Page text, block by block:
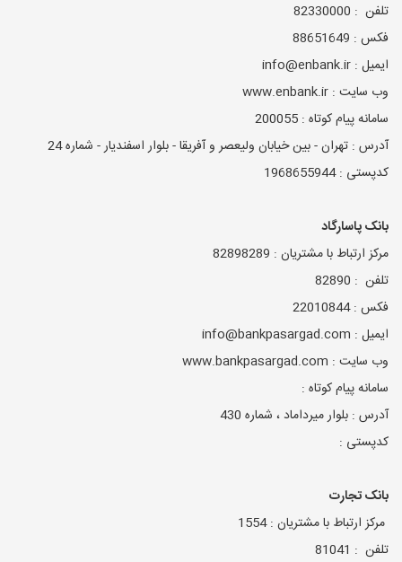
تلفن : 82330000
فکس : 88651649
ایمیل : info@enbank.ir
وب سایت : www.enbank.ir
سامانه پیام کوتاه : 200055
آدرس : تهران - بین خیابان ولیعصر و آفریقا - بلوار اسفندیار - شماره 24
کدپستی : 1968655944
بانک پاسارگاد
مرکز ارتباط با مشتریان : 82898289
تلفن : 82890
فکس : 22010844
ایمیل : info@bankpasargad.com
وب سایت : www.bankpasargad.com
سامانه پیام کوتاه :
آدرس : بلوار میرداماد ، شماره 430
کدپستی :
بانک تجارت
مرکز ارتباط با مشتریان : 1554
تلفن : 81041